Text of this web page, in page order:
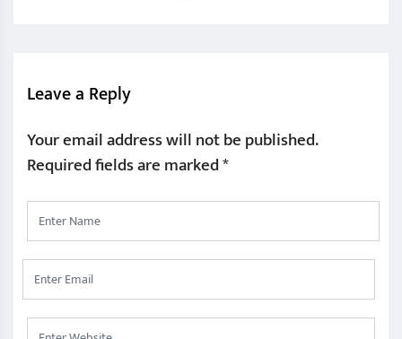
Leave a Reply
Your email address will not be published.
Required fields are marked*